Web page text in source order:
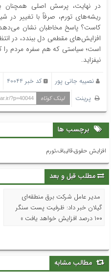
در نهایت، پرسش اصلی همچنان
ریشه‌های تورم، صرفاً با تغییر در
کاست؟ پاسخ مخاطبان نشان می‌دهد
افزایش‌های مقطعی دل ببندد، در
است؛ سیاستی که هم سفره مردم را
نیفزاید.
نصیبه جانی پور کد خبر 40044
پرینت
لینک کوتاه ?p=40044
برچسب ها
افزايش حقوق،قالیباف،تورم
مطلب قبل و بعد
مدیر عامل شرکت برق منطقه‌ای
گیلان خبر داد: ظرفیت پست سنگر
۱۰۰ درصد افزایش خواهد یافت »
مطالب مشابه